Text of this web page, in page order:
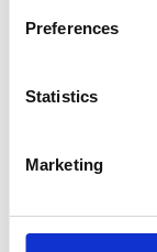
Preferences
Statistics
Marketing